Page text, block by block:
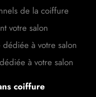
de la coiffure
votre salon
à votre salon
à votre salon
coiffure